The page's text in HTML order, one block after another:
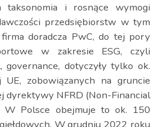
i rosnące wymogi
przedsiębiorstw w tym
doradcza PwC, do tej pory
w zakresie ESG, czyli
governance, dotyczyły tylko ok.
zobowiązanych na gruncie
dyrektywy NFRD (Non-Financial
W Polsce obejmuje to ok. 150